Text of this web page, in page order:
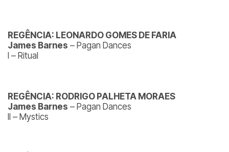
REGÊNCIA: LEONARDO GOMES DE FARIA
James Barnes – Pagan Dances
I – Ritual
REGÊNCIA: RODRIGO PALHETA MORAES
James Barnes – Pagan Dances
II – Mystics